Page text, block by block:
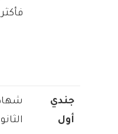
فأكثر
جندي
أول